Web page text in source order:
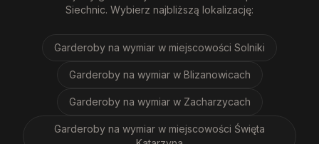
Siechnic. Wybierz najbliższą lokalizację:
Garderoby na wymiar w miejscowości Solniki
Garderoby na wymiar w Blizanowicach
Garderoby na wymiar w Zacharzycach
Garderoby na wymiar w miejscowości Święta